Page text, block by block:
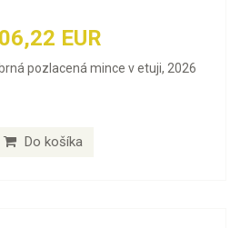
EUR
pozlacená mince v etuji, 2026
Do košíka